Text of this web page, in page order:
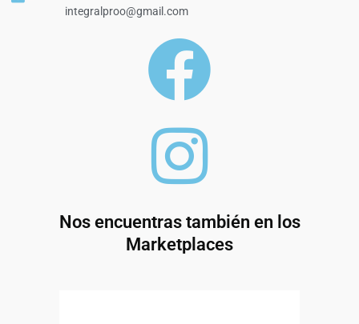
integralproo@gmail.com
Nos encuentras también en los
Marketplaces